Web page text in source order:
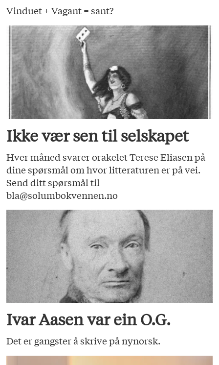
Vinduet + Vagant = sant?
Ikke vær sen til selskapet
Hver måned svarer orakelet Terese Eliasen på
dine spørsmål om hvor litteraturen er på vei.
Send ditt spørsmål til
bla@solumbokvennen.no
Ivar Aasen var ein O.G.
Det er gangster å skrive på nynorsk.